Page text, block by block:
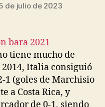
de julio de 2023
tiene mucho de
Italia consiguió
(goles de Marchisio
a Costa Rica, y
de 0-1, siendo